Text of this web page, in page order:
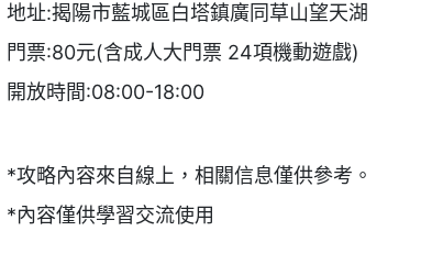
地址:揭陽市藍城區白塔鎮廣同草山望天湖
門票:80元(含成人大門票 24項機動遊戲)
*攻略內容來自線上，相關信息僅供參考。
*內容僅供學習交流使用